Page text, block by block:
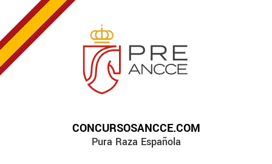
CONCURSOSANCCE.COM
Pura Raza Española